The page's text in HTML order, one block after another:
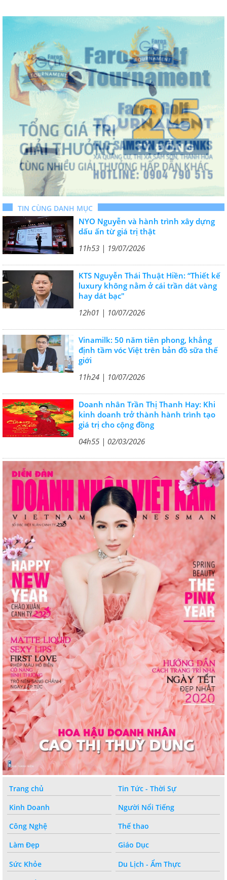
TIN CÙNG DANH MỤC
NYO Nguyễn và hành trình xây dựng
dấu ấn từ giá trị thật
11h53 | 19/07/2026
KTS Nguyễn Thái Thuật Hiền: “Thiết kế
luxury không nằm ở cái trần dát vàng
hay dát bạc"
12h01 | 10/07/2026
Vinamilk: 50 năm tiên phong, khẳng
định tầm vóc Việt trên bản đồ sữa thế
giới
11h24 | 10/07/2026
Doanh nhân Trần Thị Thanh Hay: Khi
kinh doanh trở thành hành trình tạo
giá trị cho cộng đồng
04h55 | 02/03/2026
Trang chủ
Tin Tức - Thời Sự
Kinh Doanh
Người Nổi Tiếng
Công Nghệ
Thế thao
Làm Đẹp
Giáo Dục
Sức Khỏe
Du Lịch - Ẩm Thực